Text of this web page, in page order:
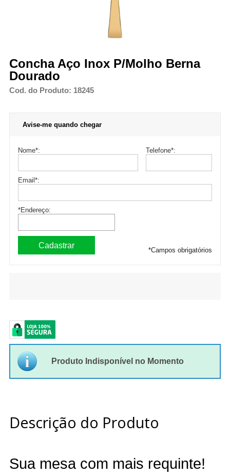
Concha Aço Inox P/Molho Berna
Dourado
Cod. do Produto: 18245
Avise-me quando chegar
Nome*: Telefone*:
Email *:
*Endereço:
*Campos obrigatórios
Produto Indisponível no Momento
Descrição do Produto
Sua mesa com mais requinte!